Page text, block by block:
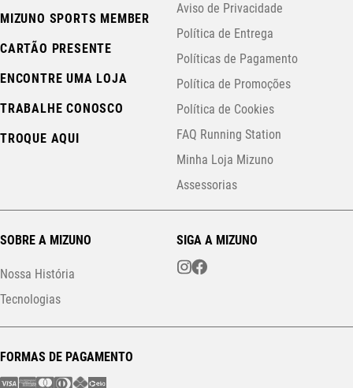
MIZUNO SPORTS MEMBER
CARTÃO PRESENTE
ENCONTRE UMA LOJA
TRABALHE CONOSCO
TROQUE AQUI
Aviso de Privacidade
Política de Entrega
Políticas de Pagamento
Política de Promoções
Política de Cookies
FAQ Running Station
Minha Loja Mizuno
Assessorias
SOBRE A MIZUNO
Nossa História
Tecnologias
SIGA A MIZUNO
FORMAS DE PAGAMENTO